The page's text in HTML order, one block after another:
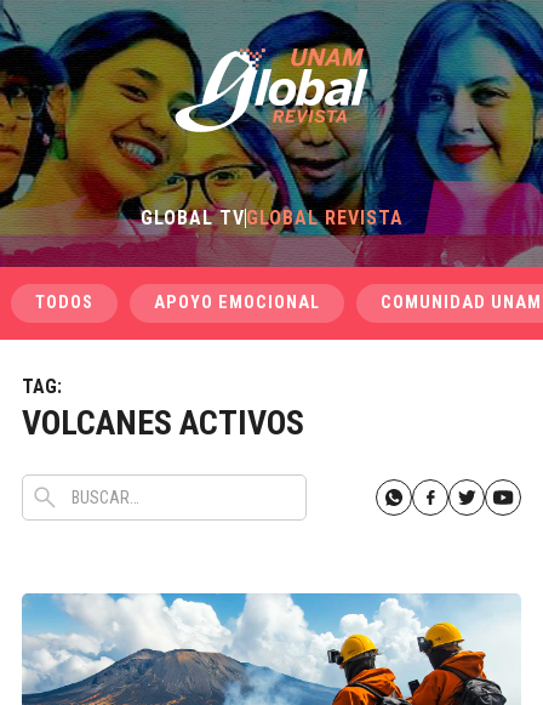
GLOBAL TVGLOBAL REVISTA
TODOS APOYO EMOCIONAL COMUNIDAD UNAM
TAG:
VOLCANES ACTIVOS